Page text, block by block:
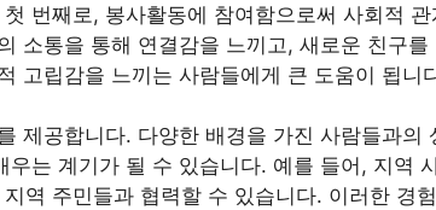
번째로, 봉사활동에 참여함으로써 사회적 관
소통을 통해 연결감을 느끼고, 새로운 친구를
고립감을 느끼는 사람들에게 큰 도움이 됩니
제공합니다. 다양한 배경을 가진 사람들과의
는 계기가 될 수 있습니다. 예를 들어, 지역
역 주민들과 협력할 수 있습니다. 이러한 경험